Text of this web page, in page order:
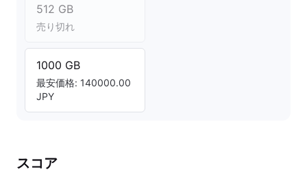
512 GB
売り切れ
1000 GB
最安価格: 140000.00
JPY
スコア